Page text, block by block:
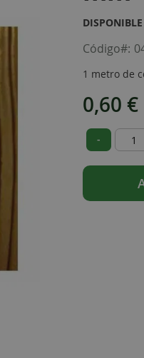
DISPONIBLE
Código
1 metro de
0,60 €
-